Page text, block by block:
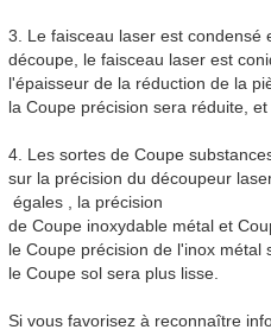
3. Le faisceau laser est condensé
découpe, le faisceau laser est
l'épaisseur de la réduction de la
la Coupe précision sera réduite,
4. Les sortes de Coupe
sur la précision du découpeur
égales , la précision
de Coupe inoxydable métal et
le Coupe précision de l'inox métal
le Coupe sol sera plus lisse.
Si vous favorisez à reconnaître